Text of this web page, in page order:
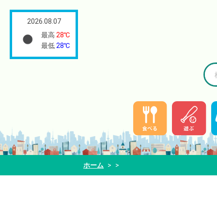
2026.08.07
最高 28℃
最低 28℃
ホーム > >